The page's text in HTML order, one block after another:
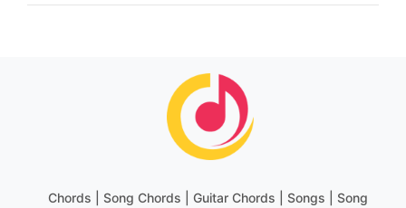
Chords | Song Chords | Guitar Chords | Songs | Song